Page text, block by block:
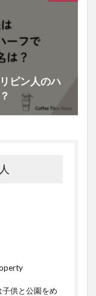
ピン人のハ
供と公園をめ